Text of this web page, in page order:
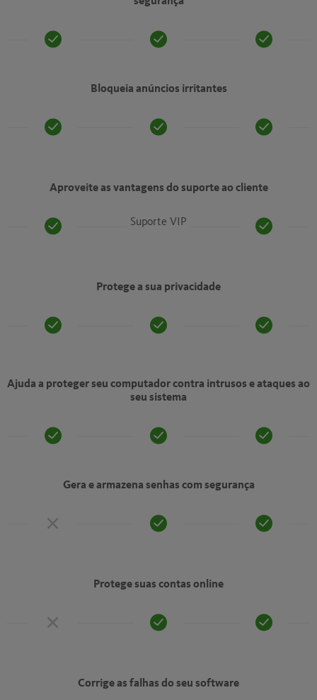
Bloqueia anúncios irritantes
Aproveite as vantagens do suporte ao cliente
Suporte VIP
Protege a sua privacidade
Ajuda a proteger seu computador contra intrusos e ataques ao
seu sistema
Gera e armazena senhas com segurança
Protege suas contas online
Corrige as falhas do seu software